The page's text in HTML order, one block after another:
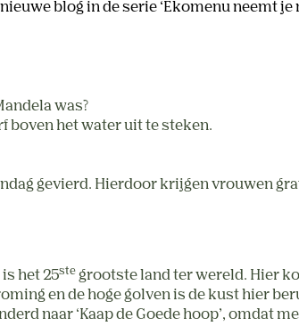
blog in de serie ‘Ekomenu neemt je
was?
boven het water uit te steken.
gevierd. Hierdoor krijgen vrouwen
pinguïns.
het 25ste grootste land ter wereld. Hier
en de hoge golven is de kust hier
naar ‘Kaap de Goede hoop’, omdat